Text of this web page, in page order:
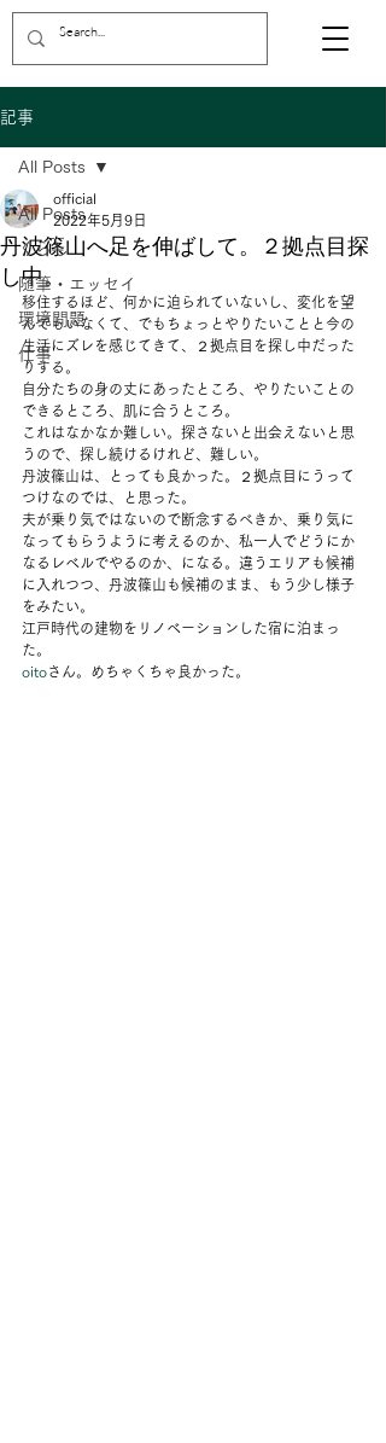
記事
All Posts
くらし
随筆・エッセイ
環境問題
仕事
All Posts
丹波篠山へ足を伸ばして。２拠点目探
し中。
official
2022年5月9日
移住するほど、何かに迫られていないし、変化を望
んでもいなくて、でもちょっとやりたいことと今の
生活にズレを感じてきて、２拠点目を探し中だった
りする。
自分たちの身の丈にあったところ、やりたいことの
できるところ、肌に合うところ。
これはなかなか難しい。探さないと出会えないと思
うので、探し続けるけれど、難しい。
丹波篠山は、とっても良かった。２拠点目にうって
つけなのでは、と思った。
夫が乗り気ではないので断念するべきか、乗り気に
なってもらうように考えるのか、私一人でどうにか
なるレベルでやるのか、になる。違うエリアも候補
に入れつつ、丹波篠山も候補のまま、もう少し様子
をみたい。
江戸時代の建物をリノベーションした宿に泊まっ
た。
oitoさん。めちゃくちゃ良かった。